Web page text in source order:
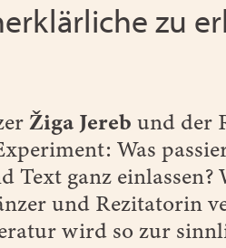
zu
Žiga Jereb und der
Was
ganz einlassen?
und Rezitatorin
wird so zur